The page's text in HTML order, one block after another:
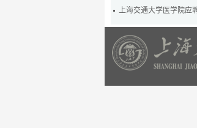
上海交通大学医学院应